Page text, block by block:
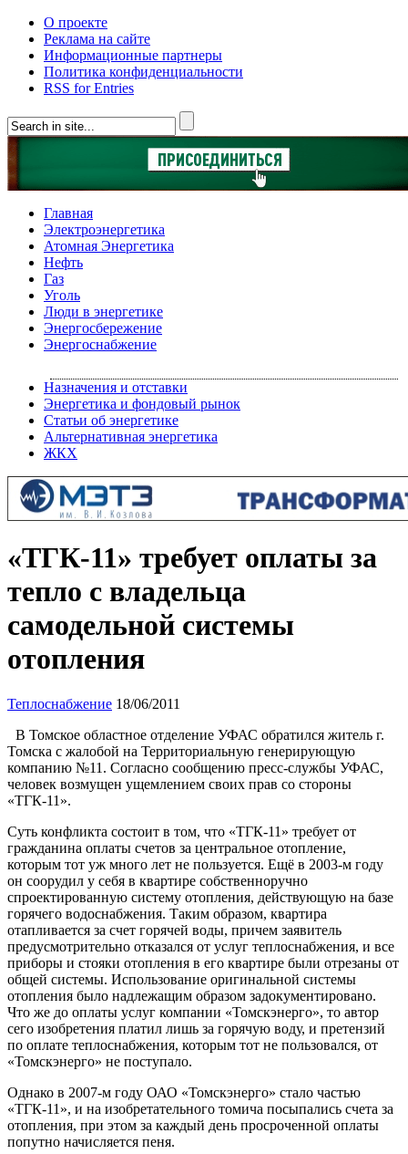
О проекте
Реклама на сайте
Информационные партнеры
Политика конфиденциальности
RSS for Entries
Главная
Электроэнергетика
Атомная Энергетика
Нефть
Газ
Уголь
Люди в энергетике
Энергосбережение
Энергоснабжение
Назначения и отставки
Энергетика и фондовый рынок
Статьи об энергетике
Альтернативная энергетика
ЖКХ
«ТГК-11» требует оплаты за
тепло с владельца
самодельной системы
отопления
Теплоснабжение 18/06/2011
В Томское областное отделение УФАС обратился житель г.
Томска с жалобой на Территориальную генерирующую
компанию №11. Согласно сообщению пресс-службы УФАС,
человек возмущен ущемлением своих прав со стороны
«ТГК-11».
Суть конфликта состоит в том, что «ТГК-11» требует от
гражданина оплаты счетов за центральное отопление,
которым тот уж много лет не пользуется. Ещё в 2003-м году
он соорудил у себя в квартире собственноручно
спроектированную систему отопления, действующую на базе
горячего водоснабжения. Таким образом, квартира
отапливается за счет горячей воды, причем заявитель
предусмотрительно отказался от услуг теплоснабжения, и все
приборы и стояки отопления в его квартире были отрезаны от
общей системы. Использование оригинальной системы
отопления было надлежащим образом задокументировано.
Что же до оплаты услуг компании «Томскэнерго», то автор
сего изобретения платил лишь за горячую воду, и претензий
по оплате теплоснабжения, которым тот не пользовался, от
«Томскэнерго» не поступало.
Однако в 2007-м году ОАО «Томскэнерго» стало частью
«ТГК-11», и на изобретательного томича посыпались счета за
отопления, при этом за каждый день просроченной оплаты
попутно начисляется пеня.